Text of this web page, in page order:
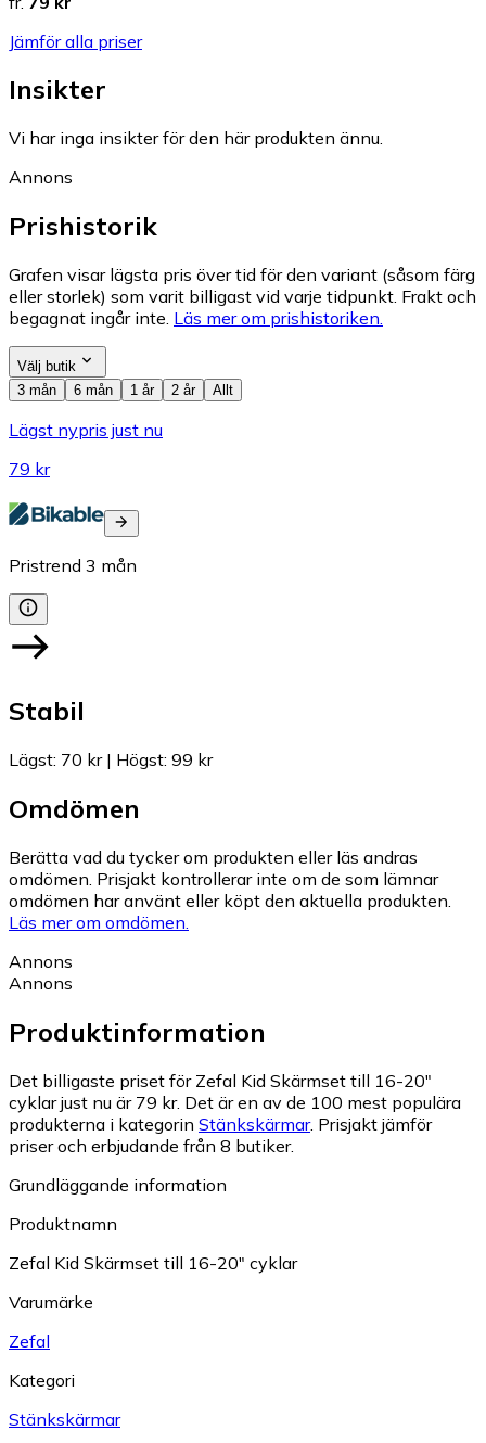
Jämför alla priser
Insikter
Vi har inga insikter för den här produkten ännu.
Annons
Prishistorik
Grafen visar lägsta pris över tid för den variant (såsom färg
eller storlek) som varit billigast vid varje tidpunkt. Frakt och
begagnat ingår inte. Läs mer om prishistoriken.
Välj butik
3 mån
6 mån 1 år 2 år Allt
Lägst nypris just nu
79 kr
Pristrend 3 mån
Stabil
Lägst: 70 kr| Högst: 99 kr
Omdömen
Berätta vad du tycker om produkten eller läs andras
omdömen. Prisjakt kontrollerar inte om de som lämnar
omdömen har använt eller köpt den aktuella produkten.
Läs mer om omdömen.
Annons
Annons
Produktinformation
Det billigaste priset för Zefal Kid Skärmset till 16-20"
cyklar just nu är 79 kr. Det är en av de 100 mest populära
produkterna i kategorin Stänkskärmar. Prisjakt jämför
priser och erbjudande från 8 butiker.
Grundläggande information
Produktnamn
Zefal Kid Skärmset till 16-20" cyklar
Varumärke
Zefal
Kategori
Stänkskärmar